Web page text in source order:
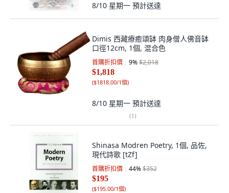
8/10 星期一 預計送達
Dimis 西藏療癒頌缽 肉身僧人佛音缽
口徑12cm, 1個, 混合色
首購折扣價 9%$2,018
$1,818
($1818.00/1個)
8/10 星期一 預計送達
(1)
Shinasa Modren Poetry, 1個, 品佐,
現代詩歌 [tZf]
首購折扣價 44%$352
$195
($195.00/1個)